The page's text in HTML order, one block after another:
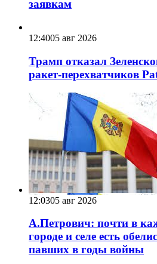
заявкам
12:4005 авг 2026
Трамп отказал
ракет-перехватчиков
12:0305 авг 2026
А.Петрович: почти в
городе и селе есть
павших в годы войны